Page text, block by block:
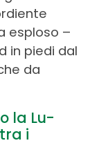
esploso –
in piedi dal
da
la Lu-
i